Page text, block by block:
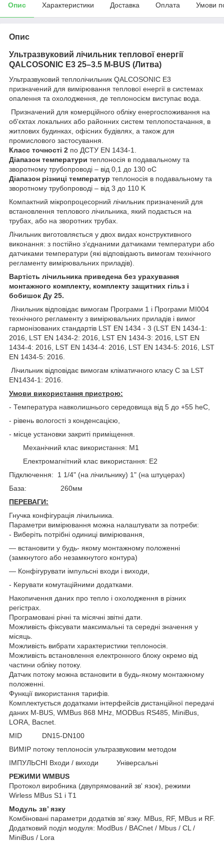
Опис Характеристики Доставка Оплата Умови
Опис
Ультразвуковий лічильник теплової енергії
QA LCOSONIC E3 25–3.5 M-BUS (Литва)
Ультразвуковий теплолічильник QALCOSONIC E3
призначений для вимірювання теплової енергії в системах
опалення та охолодження,
де теплоносієм виступає вода.
Призначений для комерційного обліку енергоспоживання на
об'єктах локальних або районних систем теплопостачання
в
житлових будинках , офісних будівлях, а також для
промислового застосування.
Класс точності 2 по ДСТУ EN 1434-1
Діапазон температури теплоносія в подавальному та
зворотному трубопроводі – від 0,1 до 130 оС
Діапазон різниці температур теплоносія в подавальному та
зворотному трубопроводі – від 3 до 110 K
Компактний мікропроцесорний лічильник призначений для
встановлення теплового лічильника, який подається на
трубах, або на зворотних трубах.
Лічильник виготовляється у двох видах конструктивного
виконання: з постійно з’єднаними датчиками температури або
датчиками температури (які відповідають вимогам технічного
регламенту вимірювальних приладів).
Вартість лічильника приведена без урахування
монтажного комплекту, комплекту защитних гільз і
бобишок Ду 25.
Лічильник відповідає вимогам Програми 1 і Програми MI004
технічного регламенту з вимірювальних приладів і вимог
гармонізованих стандартів LST EN 1434 - 3 (LST EN 1434-1:
2016, LST EN 1434-2: 2016, LST EN 1434-3: 2016, LST EN
1434-4: 2016, LST EN 1434-4: 2016, LST EN 1434-5: 2016, LST
EN 1434-5: 2016.
Лічильник відповідає вимогам кліматичного класу C за LST
EN1434-1: 2016.
Умови використання пристрою:
- Температура навколишнього середовища від 5 до +55 heC,
- рівень вологості з конденсацією,
- місце установки закриті приміщення.
Механічний клас використання: M1
Електромагнітний клас використання: E2
Підключення: 1 1/4" (на лічильнику) 1" (на штуцерах)
База: 260мм
ПЕРЕВАГИ:
Гнучка конфігурація лічильника.
Параметри вимірювання можна налаштувати за потреби:
- Виберіть потрібні одиниці вимірювання,
— встановити у будь- якому монтажному положенні
(замкнутого або незамкнутого контура)
— Конфігурувати імпульсні входи і виходи,
- Керувати комутаційними додатками.
Накопичення даних про тепло і охолодження в різних
регістрах.
Програмовані річні та місячні звітні дати.
Можливість фіксувати максимальні та середні значення у
місяць.
Можливість вибрати характеристики теплоносія.
Можливість встановлення електронного блоку окремо від
частини обліку потоку.
Датчик потоку можна встановити в будь-якому монтажному
положенні.
Функції використання тарифів.
Комплектується додатками інтерфейсів дистанційної передачі
даних M-BUS, WMBus 868 MHz, MODBus RS485, MiniBus,
LORA, Bacnet.
MID DN15-DN100
ВИМІР потоку теплоносія ультразвуковим методом
ІМПУЛЬСНІ Входи / виходи Універсальні
РЕЖИМИ WMBUS
Протокол виробника (двупрямований зв' язок), режими
Wirless MBus S1 і T1
Модуль зв’ язку
Комбіновані параметри додатків зв’ язку. MBus, RF, MBus и RF.
Додатковий поділ модуля: ModBus / BACnet / Mbus / CL /
MiniBus / Lora